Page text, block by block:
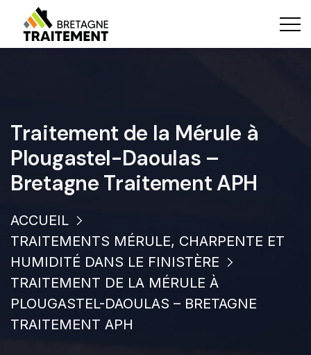
Traitement de la Mérule à
Plougastel-Daoulas –
Bretagne Traitement APH
ACCUEIL
TRAITEMENTS MÉRULE, CHARPENTE ET
HUMIDITÉ DANS LE FINISTÈRE
TRAITEMENT DE LA MÉRULE À
PLOUGASTEL-DAOULAS – BRETAGNE
TRAITEMENT APH